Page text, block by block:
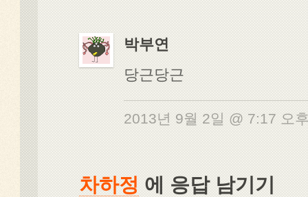
박부연
당근당근
2013년 9월 2일 @ 7:17 오
차하정 에 응답 남기기